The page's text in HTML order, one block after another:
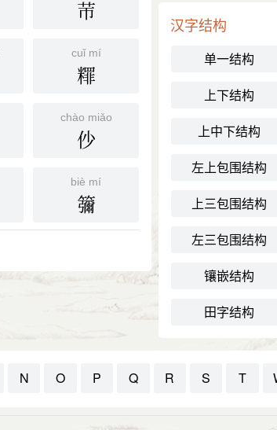
䒥
cuǐ mí
䊫
chào miǎo
仯
biè mí
䉲
汉字结构
单一结构
上下结构
上中下结构
左上包围结构
上三包围结构
左三包围结构
镶嵌结构
田字结构
N O P Q R S T